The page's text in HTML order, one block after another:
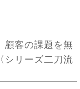
客の課題を無
リーズ二刀流